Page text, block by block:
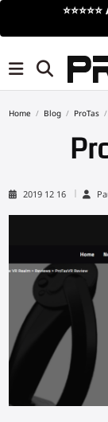
⭐⭐⭐⭐⭐
Home Blog ProTas
2019 12 16